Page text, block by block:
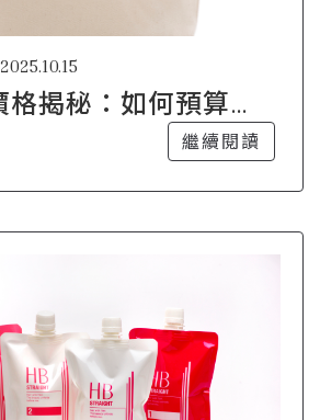
揭秘：如何預算與
2025.10.15
繼續閱讀